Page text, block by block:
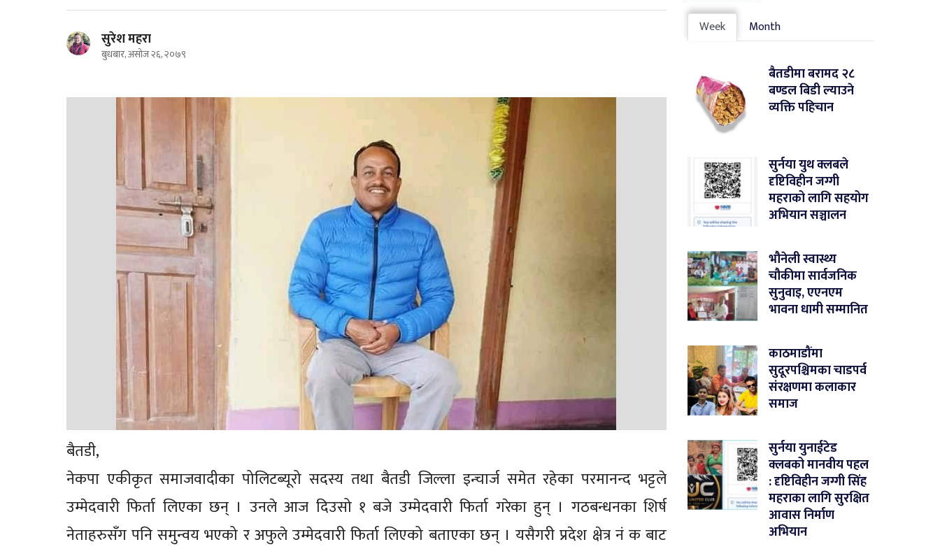
सुरेश महरा
बुधबार, असोज २६, २०७९
बैतडी,
नेकपा एकीकृत समाजवादीका पोलिटब्यूरो सदस्य तथा बैतडी जिल्ला इन्चार्ज समेत रहेका परमानन्द भट्टले
उम्मेदवारी फिर्ता लिएका छन् । उनले आज दिउसो १ बजे उम्मेदवारी फिर्ता गरेका हुन् । गठबन्धनका शिर्ष
नेताहरुसँग पनि समुन्वय भएको र अफुले उम्मेदवारी फिर्ता लिएको बताएका छन् । यसैगरी प्रदेश क्षेत्र नं क बाट
Week Month
बैतडीमा बरामद २८
बण्डल बिडी ल्याउने
व्यक्ति पहिचान
सुर्नया युथ क्लबले
दृष्टिविहीन जग्गी
महराको लागि सहयोग
अभियान सञ्चालन
भौनेली स्वास्थ्य
चौकीमा सार्वजनिक
सुनुवाइ, एएनएम
भावना धामी सम्मानित
काठमाडौंमा
सुदूरपश्चिमका चाडपर्व
संरक्षणमा कलाकार
समाज
सुर्नया युनाईटेड
क्लबको मानवीय पहल
: दृष्टिविहीन जग्गी सिंह
महराका लागि सुरक्षित
आवास निर्माण
अभियान